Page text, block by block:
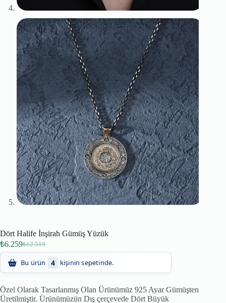
Dört Halife İnşirah Gümüş Yüzük
₺12.519
₺6.259
Son 24 saatte 89 kişi inceledi!
Özel Olarak Tasarlanmış Olan Ürünümüz 925 Ayar Gümüşten
Üretilmiştir. Ürünümüzün Dış çerçevede Dört Büyük